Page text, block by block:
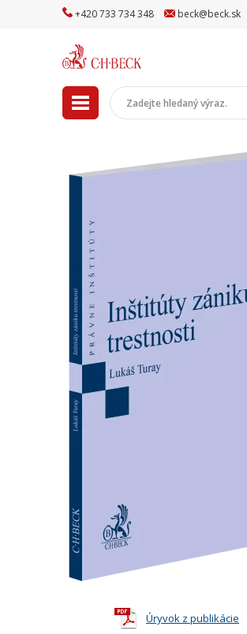
+420733 734348 beck@beck.sk
Úryvok z publikácie